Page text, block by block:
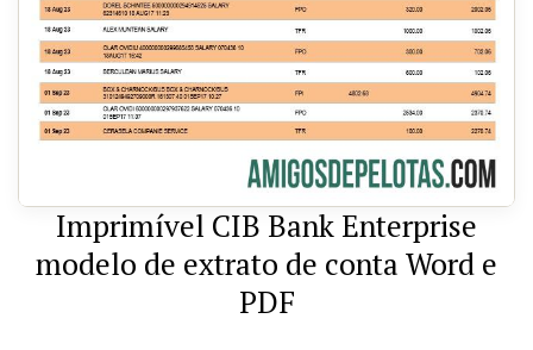
Imprimível CIB Bank Enterprise
modelo de extrato de conta Word e
PDF